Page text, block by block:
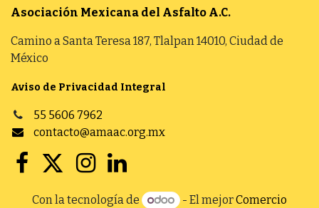
Asociación Mexicana del Asfalto A.C.
Camino a Santa Teresa 187, Tlalpan 14010, Ciudad de
México
Aviso de Privacidad Integral
55 5606 7962
contacto@amaac.org.mx
Con la tecnología de - El mejorComercio